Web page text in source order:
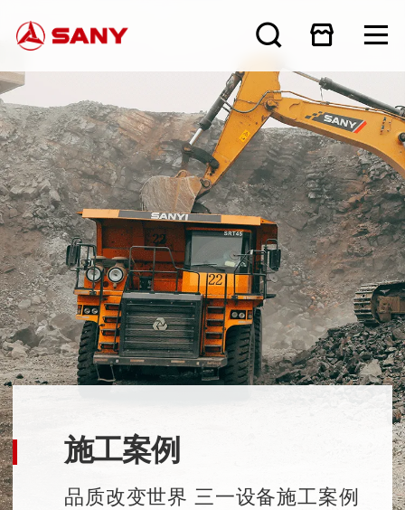
施工案例
品质改变世界 三一设备施工案例